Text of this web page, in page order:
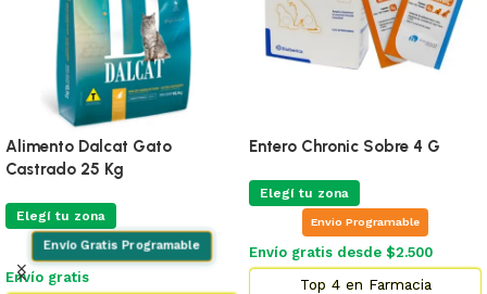
Alimento Dalcat Gato
Castrado 25 Kg
Elegí tu zona
Envío Gratis Programable
Envío gratis
Entero Chronic Sobre 4 G
Elegí tu zona
Envio Programable
Envío gratis desde $2.500
Top 4 en Farmacia